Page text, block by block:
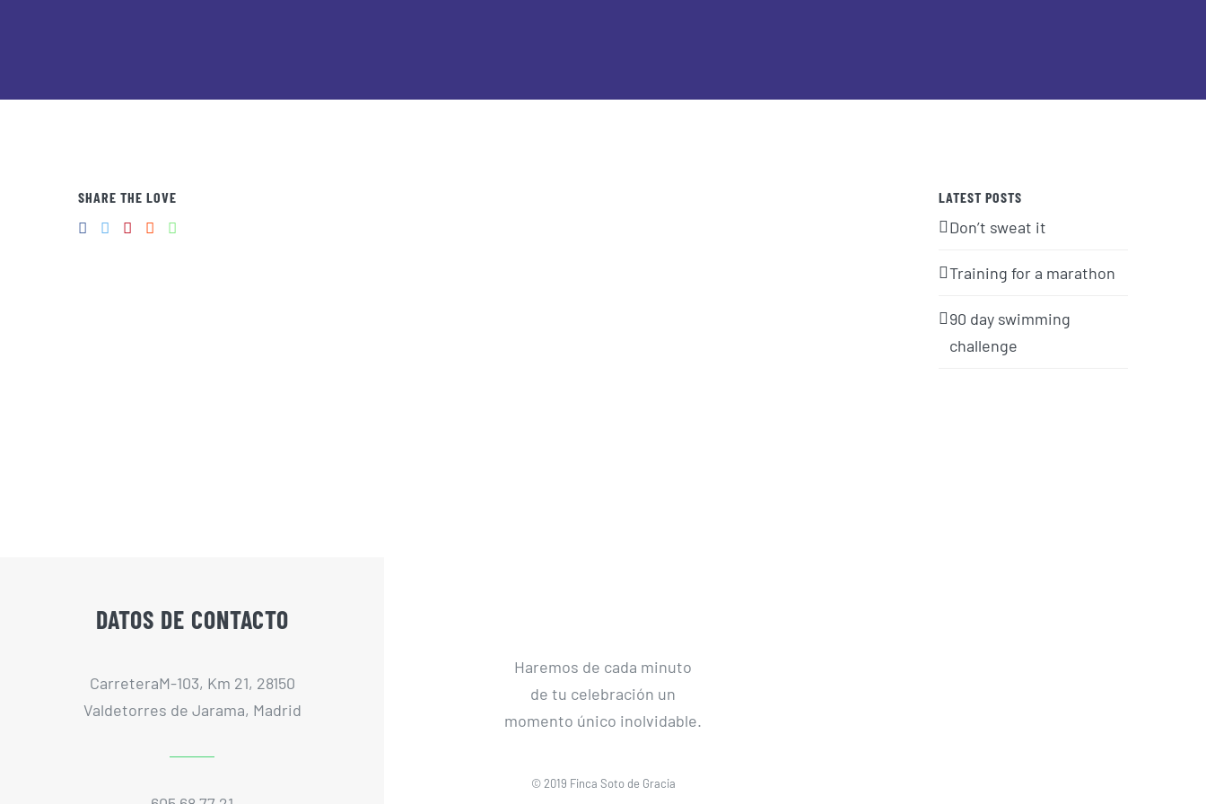
SHARE THE LOVE LATEST POSTS
Don’t sweat it
Training for a marathon
90 day swimming
challenge
DATOS DE CONTACTO
CarreteraM-103, Km 21, 28150
Valdetorres de Jarama, Madrid
Haremos de cada minuto
de tu celebración un
momento único inolvidable.
© 2019 Finca Soto de Gracia